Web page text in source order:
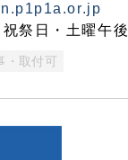
祭日・土曜午後
・取付可